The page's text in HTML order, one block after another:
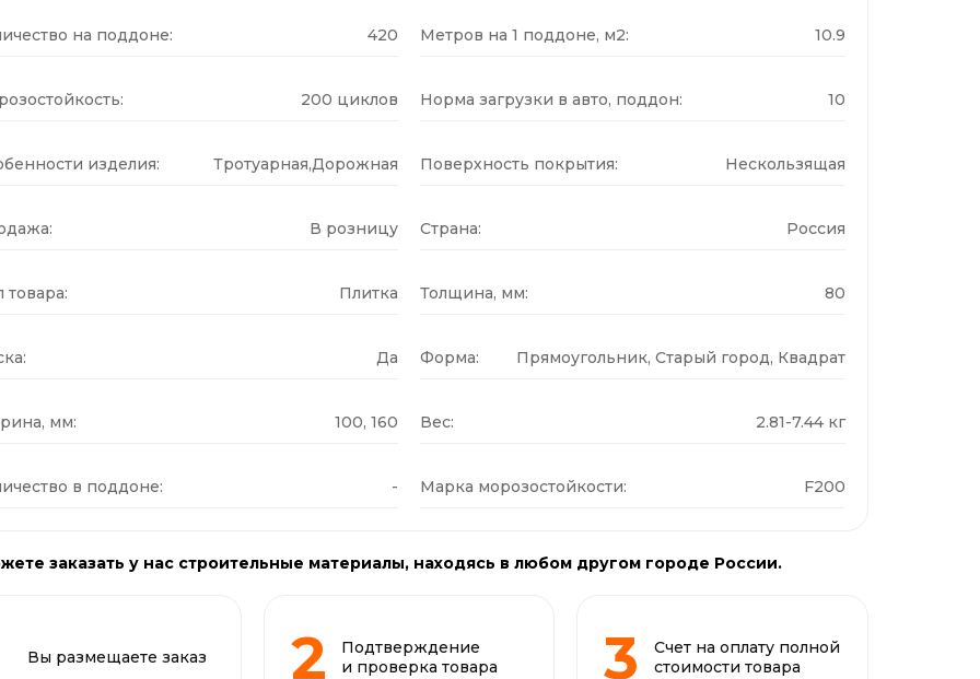
на поддоне: 420 Метров на 1 поддоне, м2: 10.9
200 циклов Норма загрузки в авто, поддон: 10
изделия: Тротуарная,Дорожная Поверхность покрытия: Нескользящая
В розницу Страна: Россия
товара: Плитка Толщина, мм: 80
Да Форма: Прямоугольник, Старый город, Квадрат
мм: 100, 160 Вес: 2.81-7.44 кг
в поддоне: - Марка морозостойкости: F200
заказать у нас строительные материалы, находясь в любом другом городе России.
Вы размещаете заказ
Подтверждение
и проверка товара
Счет на оплату полной
стоимости товара